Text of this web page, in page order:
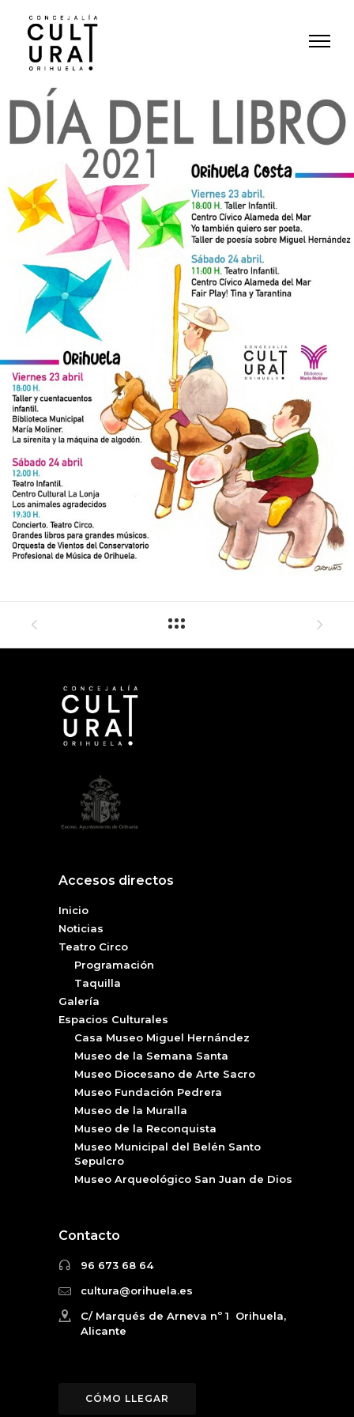
Accesos directos
Inicio
Noticias
Teatro Circo
Programación
Taquilla
Galería
Espacios Culturales
Casa Museo Miguel Hernández
Museo de la Semana Santa
Museo Diocesano de Arte Sacro
Museo Fundación Pedrera
Museo de la Muralla
Museo de la Reconquista
Museo Municipal del Belén Santo
Sepulcro
Museo Arqueológico San Juan de Dios
Contacto
96 673 68 64
cultura@orihuela.es
C/ Marqués de Arneva nº 1 Orihuela,
Alicante
CÓMO LLEGAR